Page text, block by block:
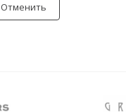
Отменить